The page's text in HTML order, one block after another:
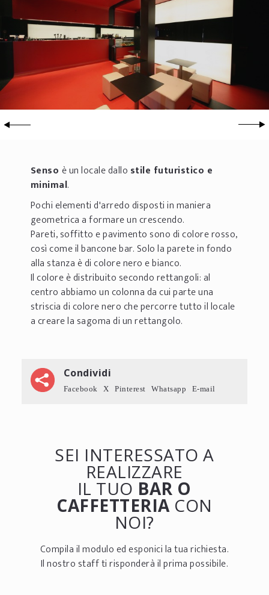
Senso è un locale dallo stile futuristico e
minimal.
Pochi elementi d'arredo disposti in maniera
geometrica a formare un crescendo.
Pareti, soffitto e pavimento sono di colore rosso,
così come il bancone bar. Solo la parete in fondo
alla stanza è di colore nero e bianco.
Il colore è distribuito secondo rettangoli: al
centro abbiamo un colonna da cui parte una
striscia di colore nero che percorre tutto il locale
a creare la sagoma di un rettangolo.
Condividi
Facebook X Pinterest Whatsapp E-mail
SEI INTERESSATO A
REALIZZARE
IL TUO BAR O
CAFFETTERIACON
NOI?
Compila il modulo ed esponici la tua richiesta.
Il nostro staff ti risponderà il prima possibile.